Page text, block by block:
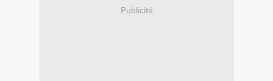
Publicité